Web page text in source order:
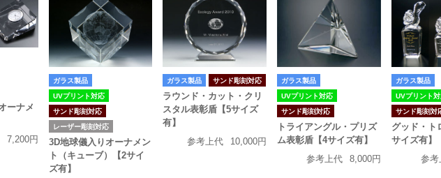
ーナメ
7,200円
ガラス製品
UVプリント対応
サンド彫刻対応
レーザー彫刻対応
3D地球儀入りオーナメン
ト（キューブ）【2サイ
ズ有】
ガラス製品 サンド彫刻対応
ラウンド・カット・クリ
スタル表彰盾【5サイズ
有】
参考上代
10,000円
ガラス製品
UVプリント対応
サンド彫刻対応
トライアングル・プリズ
ム表彰盾【4サイズ有】
参考上代
8,000円
ガラス製品
UVプリント
サンド彫刻対
グッド・ト
サイズ有】
参考